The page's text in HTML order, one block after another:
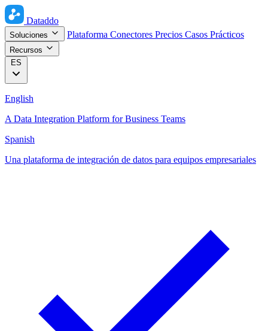
Dataddo
Soluciones Plataforma Conectores Precios Casos Prácticos
Recursos
ES
English
A Data Integration Platform for Business Teams
Spanish
Una plataforma de integración de datos para equipos empresariales